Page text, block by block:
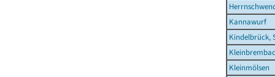
Kannawurf
Kindelbrück,
Kleinmölsen